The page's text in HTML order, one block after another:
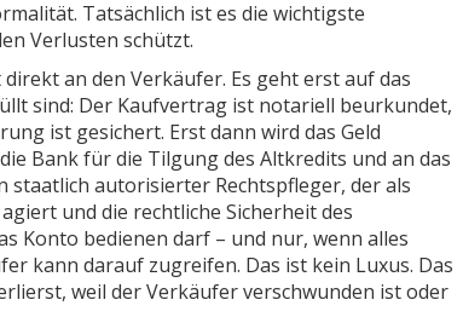
Tatsächlich ist es die wichtigste
Verlusten schützt.
an den Verkäufer. Es geht erst auf das
sind: Der Kaufvertrag ist notariell beurkundet,
ist gesichert. Erst dann wird das Geld
Bank für die Tilgung des Altkredits und an das
staatlich autorisierter Rechtspfleger, der als
und die rechtliche Sicherheit des
Konto bedienen darf – und nur, wenn alles
kann darauf zugreifen. Das ist kein Luxus. Das
weil der Verkäufer verschwunden ist oder